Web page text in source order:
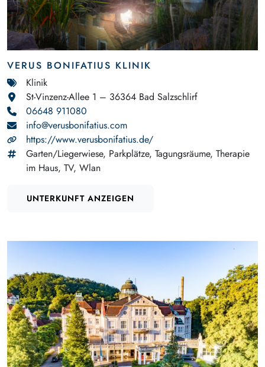
VERUS BONIFATIUS KLINIK
Klinik
St-Vinzenz-Allee 1 – 36364 Bad Salzschlirf
06648 911080
info@verusbonifatius.com
https://www.verusbonifatius.de/
Garten/Liegerwiese, Parkplätze, Tagungsräume, Therapie
im Haus, TV, Wlan
UNTERKUNFT ANZEIGEN